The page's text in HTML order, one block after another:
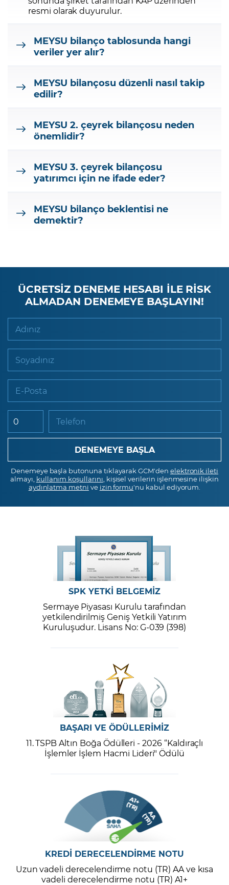
resmi olarak duyurulur.
MEYSU bilanço tablosunda hangi
veriler yer alır?
MEYSU bilançosu düzenli nasıl takip
edilir?
MEYSU 2. çeyrek bilançosu neden
önemlidir?
MEYSU 3. çeyrek bilançosu
yatırımcı için ne ifade eder?
MEYSU bilanço beklentisi ne
demektir?
ÜCRETSİZ DENEME HESABI İLE RİSK
ALMADAN DENEMEYE BAŞLAYIN!
Adınız
Soyadınız
E-Posta
Telefon
Denemeye başla butonuna tıklayarak GCM'den elektronik ileti
almayı, kullanım koşullarını , kişisel verilerin işlenmesine ilişkin
aydınlatma metni ve izin formu'nu kabul ediyorum.
SPK YETKİ BELGEMİZ
Sermaye Piyasası Kurulu tarafından
yetkilendirilmiş Geniş Yetkili Yatırım
Kuruluşudur. Lisans No: G-039 (398)
BAŞARI VE ÖDÜLLERİMİZ
11. TSPB Altın Boğa Ödülleri - 2026 “Kaldıraçlı
İşlemler İşlem Hacmi Lideri" Ödülü
KREDİ DERECELENDİRME NOTU
Uzun vadeli derecelendirme notu (TR) AA ve kısa
vadeli derecelendirme notu (TR) A1+